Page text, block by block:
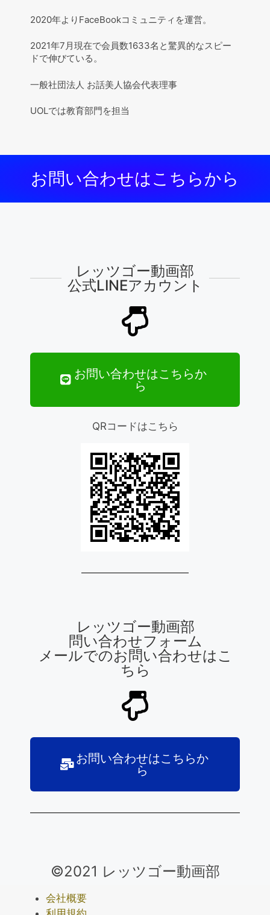
2020年よりFaceBookコミュニティを運営。
2021年7月現在で会員数1633名と驚異的なスピー
ドで伸びている。
一般社団法人 お話美人協会代表理事
UOLでは教育部門を担当
お問い合わせはこちらから
レッツゴー動画部
公式LINEアカウント
お問い合わせはこちらか
ら
QRコードはこちら
レッツゴー動画部
問い合わせフォーム
メールでのお問い合わせはこ
ちら
お問い合わせはこちらか
ら
©2021 レッツゴー動画部
会社概要